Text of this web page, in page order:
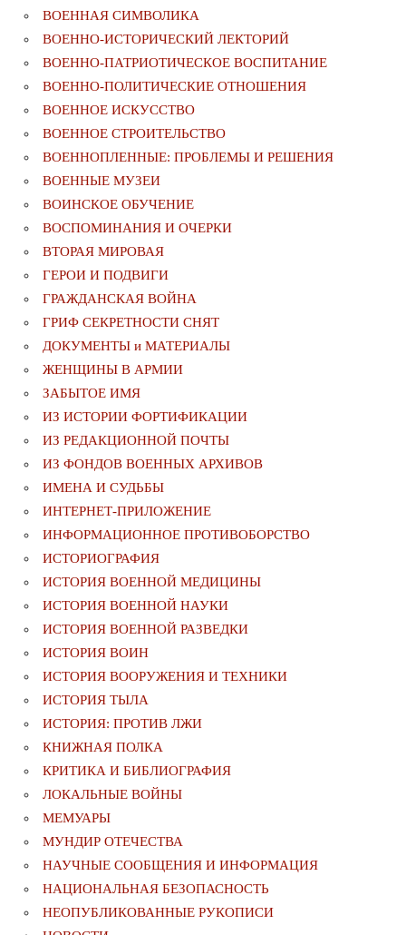
ВОЕННАЯ СИМВОЛИКА
ВОЕННО-ИСТОРИЧЕСКИЙ ЛЕКТОРИЙ
ВОЕННО-ПАТРИОТИЧЕСКОЕ ВОСПИТАНИЕ
ВОЕННО-ПОЛИТИЧЕСКИE ОТНОШЕНИЯ
ВОЕННОЕ ИСКУССТВО
ВОЕННОЕ СТРОИТЕЛЬСТВО
ВОЕННОПЛЕННЫЕ: ПРОБЛЕМЫ И РЕШЕНИЯ
ВОЕННЫЕ МУЗЕИ
ВОИНСКОЕ ОБУЧЕНИЕ
ВОСПОМИНАНИЯ И ОЧЕРКИ
ВТОРАЯ МИРОВАЯ
ГЕРОИ И ПОДВИГИ
ГРАЖДАНСКАЯ ВОЙНА
ГРИФ СЕКРЕТНОСТИ СНЯТ
ДОКУМЕНТЫ и МАТЕРИАЛЫ
ЖЕНЩИНЫ В АРМИИ
ЗАБЫТОЕ ИМЯ
ИЗ ИСТОРИИ ФОРТИФИКАЦИИ
ИЗ РЕДАКЦИОННОЙ ПОЧТЫ
ИЗ ФОНДОВ ВОЕННЫХ АРХИВОВ
ИМЕНА И СУДЬБЫ
ИНТЕРНЕТ-ПРИЛОЖЕНИЕ
ИНФОРМАЦИОННОЕ ПРОТИВОБОРСТВО
ИСТОРИОГРАФИЯ
ИСТОРИЯ ВОЕННОЙ МЕДИЦИНЫ
ИСТОРИЯ ВОЕННОЙ НАУКИ
ИСТОРИЯ ВОЕННОЙ РАЗВЕДКИ
ИСТОРИЯ ВОИН
ИСТОРИЯ ВООРУЖЕНИЯ И ТЕХНИКИ
ИСТОРИЯ ТЫЛА
ИСТОРИЯ: ПРОТИВ ЛЖИ
КНИЖНАЯ ПОЛКА
КРИТИКА И БИБЛИОГРАФИЯ
ЛОКАЛЬНЫЕ ВОЙНЫ
МЕМУАРЫ
МУНДИР ОТЕЧЕСТВА
НАУЧНЫЕ СООБЩЕНИЯ И ИНФОРМАЦИЯ
НАЦИОНАЛЬНАЯ БЕЗОПАСНОСТЬ
НЕОПУБЛИКОВАННЫЕ РУКОПИСИ